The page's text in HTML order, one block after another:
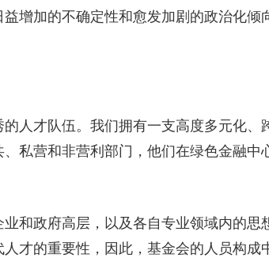
增加的不确定性和愈发加剧的政治化倾
人才队伍。我们拥有一支高度多元化、
私营和非营利部门，他们在绿色金融中
和政府高层，以及各自专业领域内的思
才的重要性，因此，基金会的人员构成